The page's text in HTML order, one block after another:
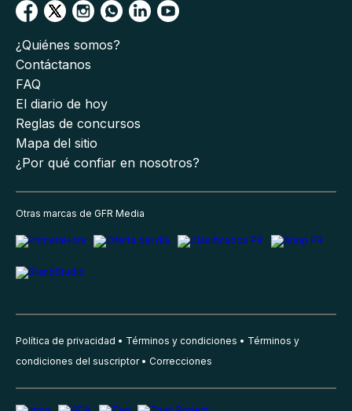
¿Quiénes somos?
Contáctanos
FAQ
El diario de hoy
Reglas de concursos
Mapa del sitio
¿Por qué confiar en nosotros?
Otras marcas de GFR Media
Política de privacidad Términos y condiciones
Términos y
condiciones del suscriptor
Correcciones